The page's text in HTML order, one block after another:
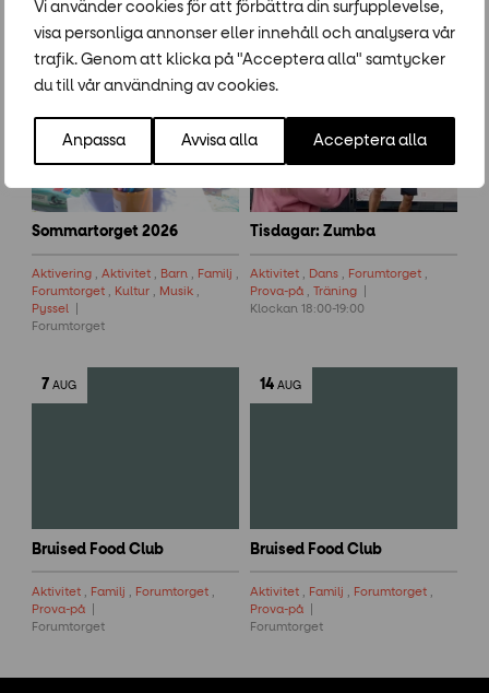
Vi använder cookies för att förbättra din surfupplevelse,
visa personliga annonser eller innehåll och analysera vår
trafik. Genom att klicka på "Acceptera alla" samtycker
du till vår användning av cookies.
Anpassa Avvisa alla Acceptera alla
Populära event
15 -14
Sommartorget 2026
Aktivering , Aktivitet , Barn , Familj ,
Forumtorget , Kultur , Musik ,
Pyssel
Forumtorget
28 JUL -25
Tisdagar: Zumba
Aktivitet , Dans , Forumtorget ,
Prova-på ,
Träning
Klockan 18:00-19:00
7 AUG
Bruised Food Club
Aktivitet Familj Forumtorget
Prova-på
Forumtorget
14 AUG
Bruised Food Club
Aktivitet Familj Forumtorget
Prova-på
Forumtorget